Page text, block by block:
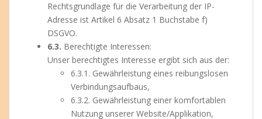
Rechtsgrundlage für die Verarbeitung der IP-
Adresse ist Artikel 6 Absatz 1 Buchstabe f)
DSGVO.
6.3. Berechtigte Interessen:
Unser berechtigtes Interesse ergibt sich aus der:
6.3.1. Gewährleistung eines reibungslosen
Verbindungsaufbaus,
6.3.2. Gewährleistung einer komfortablen
Nutzung unserer Website/Applikation,